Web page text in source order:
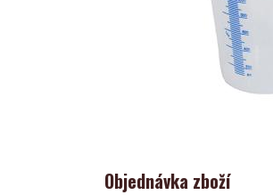
Objednávka zboží